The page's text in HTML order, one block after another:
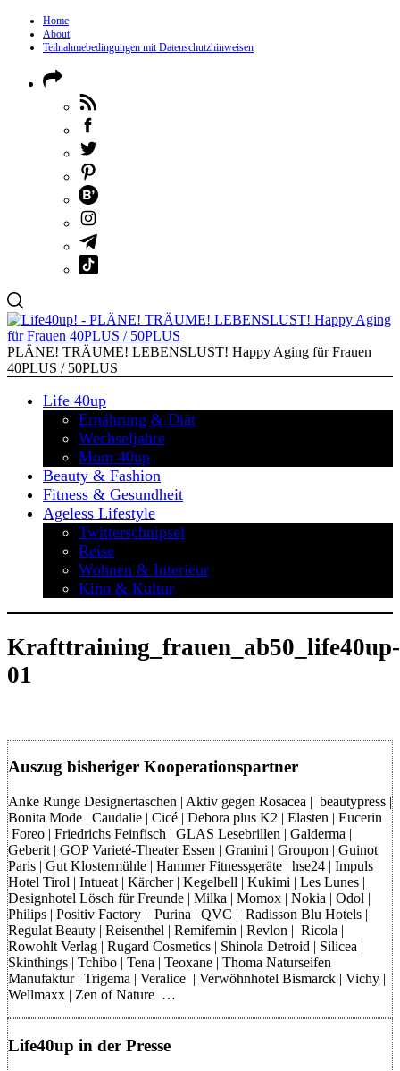
Home
About
Teilnahmebedingungen mit Datenschutzhinweisen
PLÄNE! TRÄUME! LEBENSLUST! Happy Aging für Frauen
40PLUS / 50PLUS
Life 40up
Ernährung & Diät
Wechseljahre
Mom 40up
Beauty & Fashion
Fitness & Gesundheit
Ageless Lifestyle
Twitterschnipsel
Reise
Wohnen & Interieur
Kino & Kultur
Krafttraining_frauen_ab50_life40up-
01
Auszug bisheriger Kooperationspartner
Anke Runge Designertaschen | Aktiv gegen Rosacea | beautypress |
Bonita Mode | Caudalie | Cicé | Debora plus K2 | Elasten | Eucerin |
Foreo | Friedrichs Feinfisch | GLAS Lesebrillen | Galderma |
Geberit | GOP Varieté-Theater Essen | Granini | Groupon | Guinot
Paris | Gut Klostermühle | Hammer Fitnessgeräte | hse24 | Impuls
Hotel Tirol | Intueat | Kärcher | Kegelbell | Kukimi | Les Lunes |
Designhotel Lösch für Freunde | Milka | Momox | Nokia | Odol |
Philips | Positiv Factory | Purina | QVC | Radisson Blu Hotels |
Regulat Beauty | Reisenthel | Remifemin | Revlon | Ricola |
Rowohlt Verlag | Rugard Cosmetics | Shinola Detroid | Silicea |
Skinthings | Tchibo | Tena | Teoxane | Thoma Naturseifen
Manufaktur | Trigema | Veralice | Verwöhnhotel Bismarck | Vichy |
Wellmaxx | Zen of Nature …
Life40up in der Presse